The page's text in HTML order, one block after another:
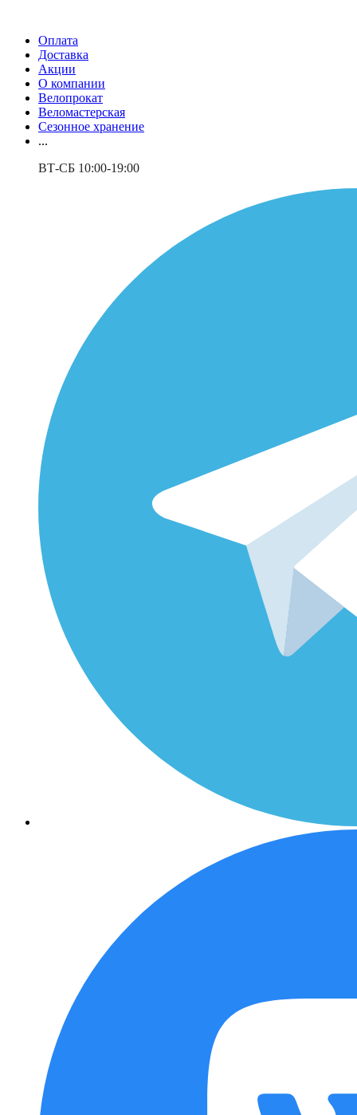
Оплата
Доставка
Акции
О компании
Велопрокат
Веломастерская
Сезонное хранение
...
ВТ-СБ 10:00-19:00